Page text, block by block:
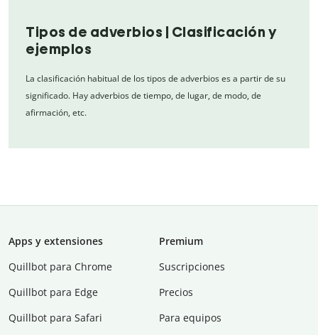
Tipos de adverbios | Clasificación y
ejemplos
La clasificación habitual de los tipos de adverbios es a partir de su
significado. Hay adverbios de tiempo, de lugar, de modo, de
afirmación, etc.
Apps y extensiones
Quillbot para Chrome
Quillbot para Edge
Quillbot para Safari
Premium
Suscripciones
Precios
Para equipos